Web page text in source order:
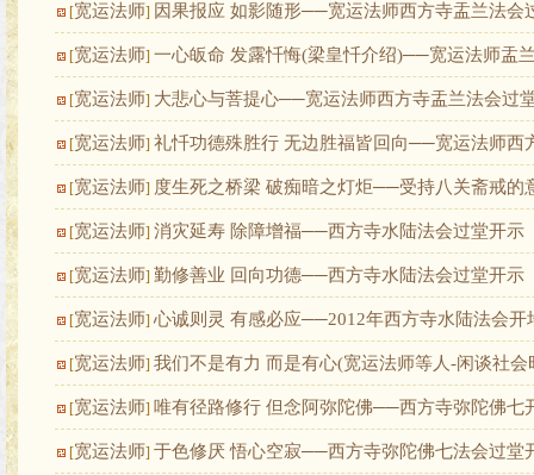
[宽运法师] 因果报应 如影随形──宽运法师西方寺盂兰法会
[宽运法师] 一心皈命 发露忏悔(梁皇忏介绍)──宽运法师盂
[宽运法师] 大悲心与菩提心──宽运法师西方寺盂兰法会过
[宽运法师] 礼忏功德殊胜行 无边胜福皆回向──宽运法师西
[宽运法师] 度生死之桥梁 破痴暗之灯炬──受持八关斋戒的
[宽运法师] 消灾延寿 除障增福──西方寺水陆法会过堂开示
[宽运法师] 勤修善业 回向功德──西方寺水陆法会过堂开示
[宽运法师] 心诚则灵 有感必应──2012年西方寺水陆法会开
[宽运法师] 我们不是有力 而是有心(宽运法师等人-闲谈社会
[宽运法师] 唯有径路修行 但念阿弥陀佛──西方寺弥陀佛七
[宽运法师] 于色修厌 悟心空寂──西方寺弥陀佛七法会过堂